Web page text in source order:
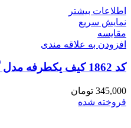
اطلاعات بیشتر
نمایش سریع
مقايسه
افزودن به علاقه مندی
کد 1862 کیف یکطرفه مدل گیلوا
345,000 تومان
فروخته شده